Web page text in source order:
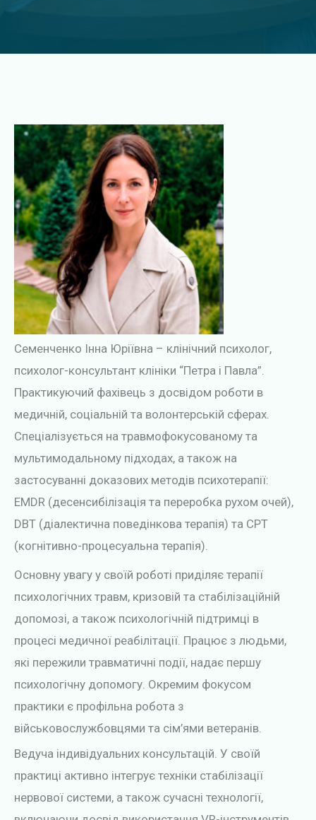
Семенченко Інна Юріївна – клінічний психолог,
психолог-консультант клініки “Петра і Павла”.
Практикуючий фахівець з досвідом роботи в
медичній, соціальній та волонтерській сферах.
Спеціалізується на травмофокусованому та
мультимодальному підходах, а також на
застосуванні доказових методів психотерапії:
EMDR (десенсибілізація та переробка рухом очей),
DBT (діалектична поведінкова терапія) та CPT
(когнітивно-процесуальна терапія).
Основну увагу у своїй роботі приділяє терапії
психологічних травм, кризовій та стабілізаційній
допомозі, а також психологічній підтримці в
процесі медичної реабілітації. Працює з людьми,
які пережили травматичні події, надає першу
психологічну допомогу. Окремим фокусом
практики є профільна робота з
військовослужбовцями та сім’ями ветеранів.
Ведуча індивідуальних консультацій. У своїй
практиці активно інтегрує техніки стабілізації
нервової системи, а також сучасні технології,